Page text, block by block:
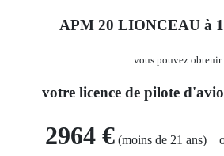
APM 20 LIONCEAU à
vous pouvez obtenir
votre licence de pilote
2964 €(moins de 21 ans)